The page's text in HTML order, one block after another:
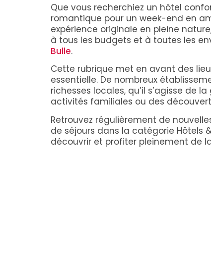
Que vous recherchiez un hôtel
romantique pour un week-end en
expérience originale en pleine
à tous les budgets et à toutes les
Bulle.
Cette rubrique met en avant des
essentielle. De nombreux
richesses locales, qu’il s’agisse de
activités familiales ou des
Retrouvez régulièrement de
de séjours dans la catégorie Hôtels
découvrir et profiter pleinement de